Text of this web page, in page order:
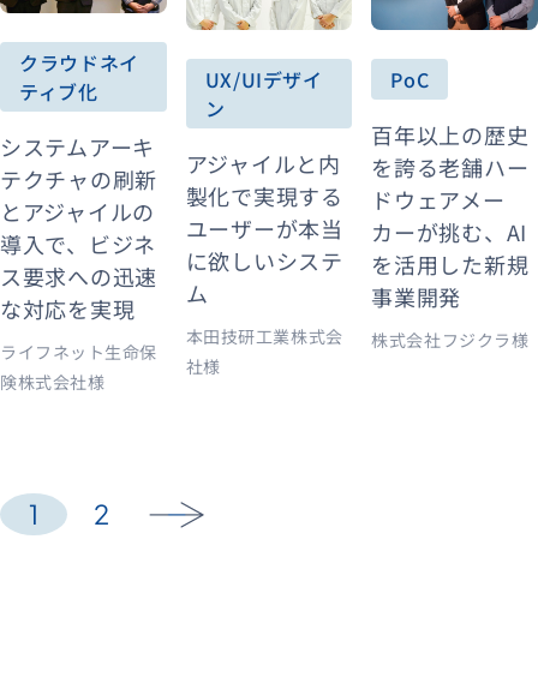
クラウドネイ
ティブ化
システムアーキ
テクチャの刷新
とアジャイルの
導入で、ビジネ
ス要求への迅速
な対応を実現
ライフネット生命保
険株式会社様
UX/UIデザイ
ン
アジャイルと内
製化で実現する
ユーザーが本当
に欲しいシステ
ム
本田技研工業株式会
社様
PoC
百年以上の歴史
を誇る老舗ハー
ドウェアメー
カーが挑む、AI
を活用した新規
事業開発
株式会社フジクラ様
1 2 arrow_forward